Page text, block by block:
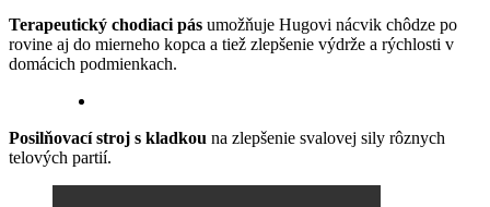
Terapeutický chodiaci pás umožňuje Hugovi nácvik chôdze po
rovine aj do mierneho kopca a tiež zlepšenie výdrže a rýchlosti v
domácich podmienkach.
Posilňovací stroj s kladkou na zlepšenie svalovej sily rôznych
telových partií.